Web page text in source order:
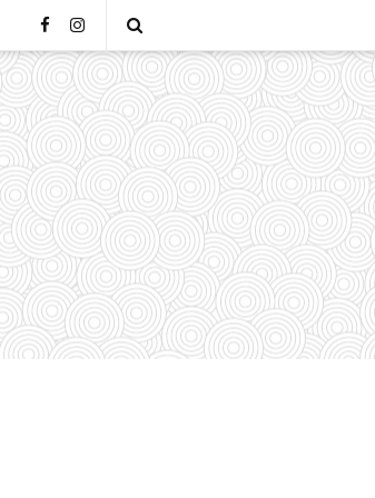
facebookinstagram
Search